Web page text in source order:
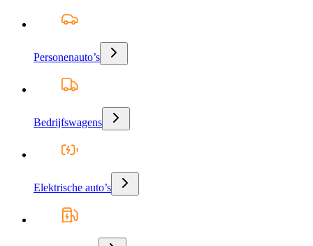
Personenauto’s
Bedrijfswagens
Elektrische auto’s